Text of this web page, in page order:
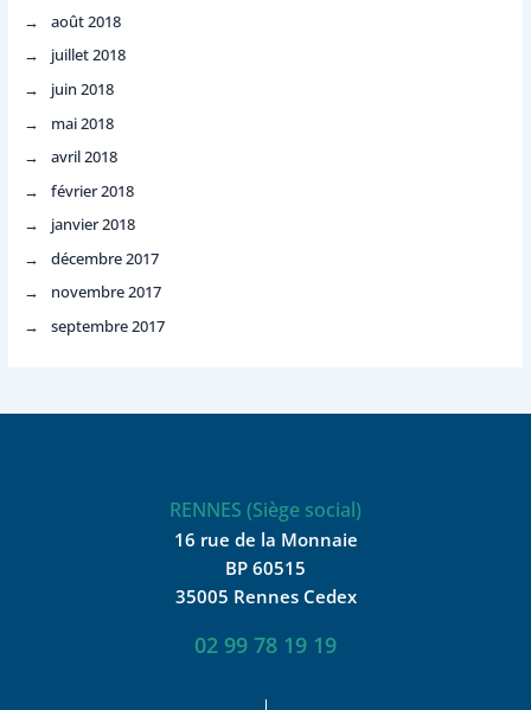
août 2018
juillet 2018
juin 2018
mai 2018
avril 2018
février 2018
janvier 2018
décembre 2017
novembre 2017
septembre 2017
RENNES (Siège social)
16 rue de la Monnaie
BP 60515
35005 Rennes Cedex
02 99 78 19 19